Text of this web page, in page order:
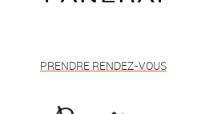
PRENDRE RENDEZ-VOUS